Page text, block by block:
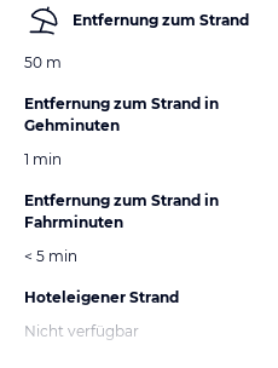
Entfernung zum Strand
50 m
Entfernung zum Strand in
Gehminuten
1 min
Entfernung zum Strand in
Fahrminuten
< 5 min
Hoteleigener Strand
Nicht verfügbar